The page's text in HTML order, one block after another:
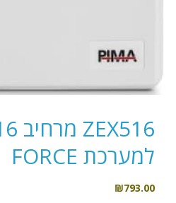
למערכת FORCE
₪793.00